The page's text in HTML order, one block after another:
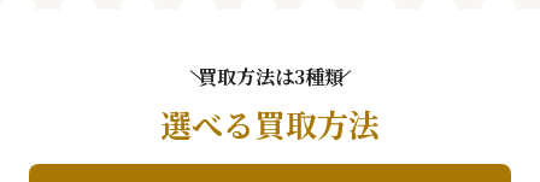
買取方法は3種類
選べる買取方法